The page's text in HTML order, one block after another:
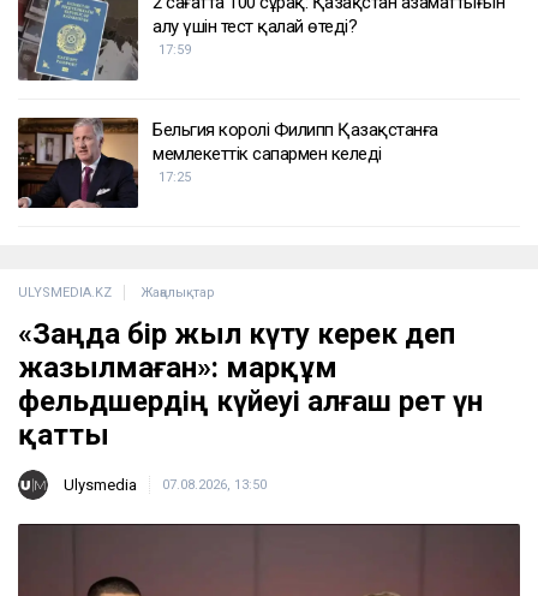
алу үшін тест қалай өтеді?
17:59
Бельгия королі Филипп Қазақстанға
мемлекеттік сапармен келеді
17:25
ULYSMEDIA.KZ Жаңалықтар
«Заңда бір жыл күту керек деп
жазылмаған»: марқұм
фельдшердің күйеуі алғаш рет үн
қатты
Ulysmedia 07.08.2026, 13:50